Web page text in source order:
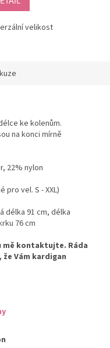
velikost
ke kolenům.
na konci mírně
22% nylon
pro vel. S - XXL)
délka 91 cm, délka
76 cm
mě kontaktujte. Ráda
Vám kardigan